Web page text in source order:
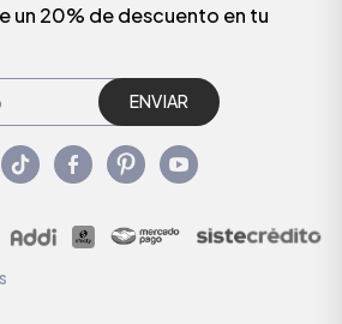
un 20% de descuento en tu
ENVIAR